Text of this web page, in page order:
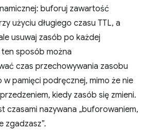
buforuj zawartość
użyciu długiego czasu TTL, a
usuwaj zasób po każdej
ten sposób można
czas przechowywania zasobu
w pamięci podręcznej, mimo że nie
kiedy zasób się zmieni.
czasami nazywana „buforowaniem,
zgadzasz”.